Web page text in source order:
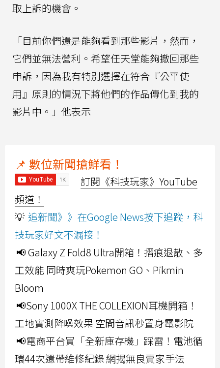
取上訴的機會。
「目前你們還是能夠看到那些影片，然而，
它們並無法營利。希望任天堂能夠撤回那些
申訴，因為我有特別選擇在符合『公平使
用』原則的情況下將他們的作品傳化到我的
影片中。」他表示
📌 數位新聞搶鮮看！
訂閱《科技玩家》YouTube
頻道！
💡 追新聞》》在Google News按下追蹤，科
技玩家好文不漏接！
📢 Galaxy Z Fold8 Ultra開箱！摺痕退散、多
工效能 同時爽玩Pokemon GO、Pikmin
Bloom
📢Sony 1000X THE COLLEXION耳機開箱！
工地實測降噪效果 空間音訊秒置身電影院
📢電商平台買「全新庫存機」踩雷！電池循
環44次還帶維修紀錄 網揭無良賣家手法